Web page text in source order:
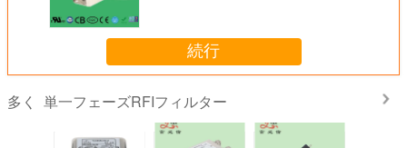
続行
多く 単一フェーズRFIフィルター